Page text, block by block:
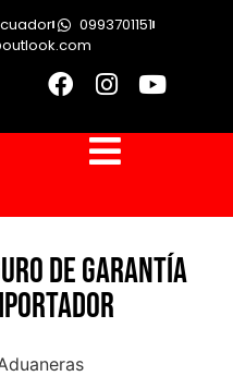
0993701151
de garantía